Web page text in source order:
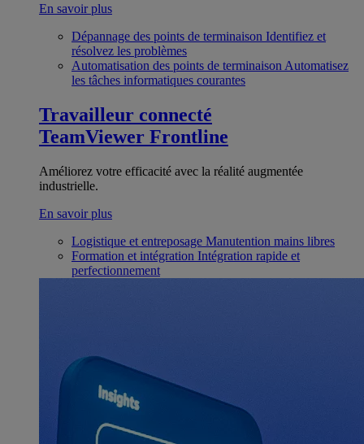
En savoir plus
Dépannage des points de terminaison Identifiez et
résolvez les problèmes
Automatisation des points de terminaison Automatisez
les tâches informatiques courantes
Travailleur connecté
TeamViewer Frontline
Améliorez votre efficacité avec la réalité augmentée
industrielle.
En savoir plus
Logistique et entreposage Manutention mains libres
Formation et intégration Intégration rapide et
perfectionnement